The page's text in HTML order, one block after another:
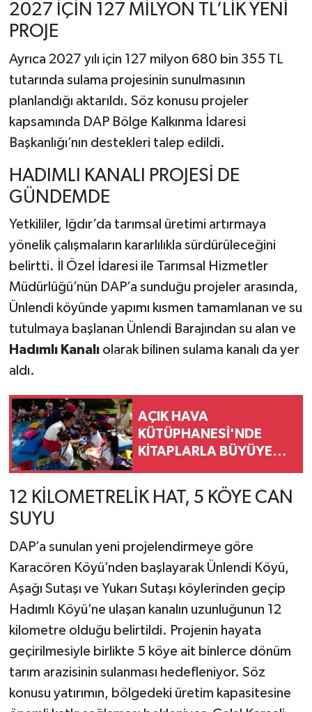
2027 İÇİN 127 MİLYON TL’LİK YENİ
PROJE
Ayrıca 2027 yılı için 127 milyon 680 bin 355 TL
tutarında sulama projesinin sunulmasının
planlandığı aktarıldı. Söz konusu projeler
kapsamında DAP Bölge Kalkınma İdaresi
Başkanlığı’nın destekleri talep edildi.
HADIMLI KANALI PROJESİ DE
GÜNDEMDE
Yetkililer, Iğdır’da tarımsal üretimi artırmaya
yönelik çalışmaların kararlılıkla sürdürüleceğini
belirtti. İl Özel İdaresi ile Tarımsal Hizmetler
Müdürlüğü’nün DAP’a sunduğu projeler arasında,
Ünlendi köyünde yapımı kısmen tamamlanan ve su
tutulmaya başlanan Ünlendi Barajından su alan ve
Hadımlı Kanalıolarak bilinen sulama kanalı da yer
aldı.
AÇIK HAVA
KÜTÜPHANESİ'NDE
KİTAPLARLA BÜYÜYEN
12 KİLOMETRELİK HAT, 5 KÖYE CAN
SUYU
DAP’a sunulan yeni projelendirmeye göre
Karacören Köyü’nden başlayarak Ünlendi Köyü,
Aşağı Sutaşı ve Yukarı Sutaşı köylerinden geçip
Hadımlı Köyü’ne ulaşan kanalın uzunluğunun 12
kilometre olduğu belirtildi. Projenin hayata
geçirilmesiyle birlikte 5 köye ait binlerce dönüm
tarım arazisinin sulanması hedefleniyor. Söz
konusu yatırımın, bölgedeki üretim kapasitesine